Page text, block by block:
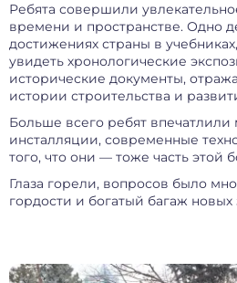
Ребята совершили
времени и пространстве. Одно
достижениях страны в
увидеть хронологические
исторические документы,
истории строительства и
Больше всего ребят
инсталляции, современные
того, что они — тоже часть этой
Глаза горели, вопросов было
гордости и богатый багаж новых